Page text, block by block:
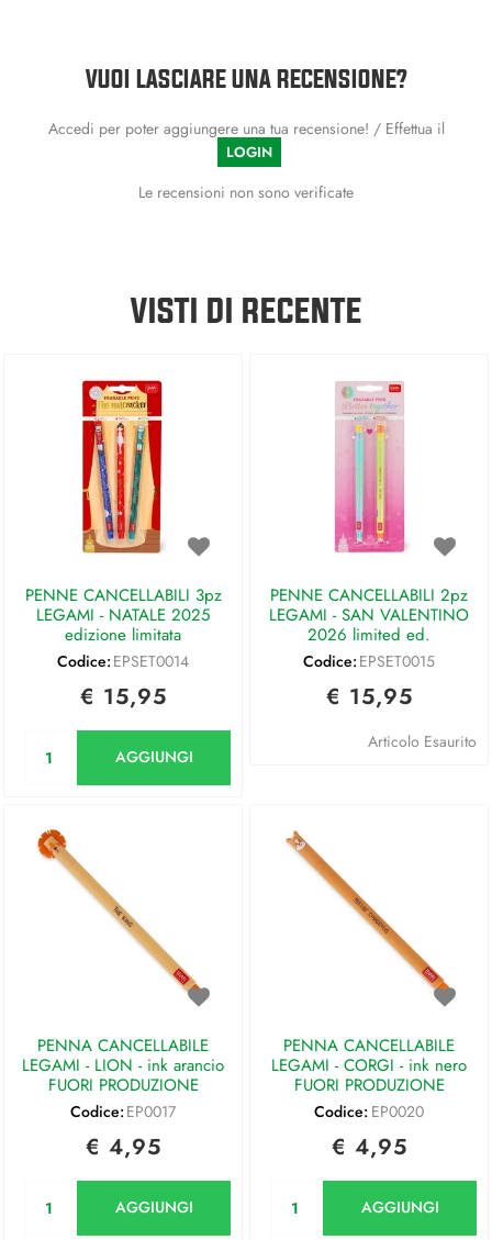
VUOI LASCIARE UNA RECENSIONE?
Accedi per poter aggiungere una tua recensione! / Effettua il
LOGIN
Le recensioni non sono verificate
VISTI DI RECENTE
PENNE CANCELLABILI 3pz
LEGAMI - NATALE 2025
edizione limitata
Codice: EPSET0014
€ 15,95
AGGIUNGI
PENNE CANCELLABILI 2pz
LEGAMI - SAN VALENTINO
2026 limited ed.
Codice: EPSET0015
€ 15,95
Articolo Esaurito
PENNA CANCELLABILE
LEGAMI - LION - ink arancio
FUORI PRODUZIONE
Codice: EP0017
€ 4,95
AGGIUNGI
PENNA CANCELLABILE
LEGAMI - CORGI - ink nero
FUORI PRODUZIONE
Codice: EP0020
€ 4,95
AGGIUNGI